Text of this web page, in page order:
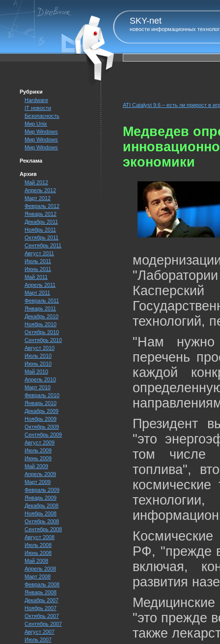
SKY-net
новости информационных
Рубрики
Hardware
IT новости
Безопасность
Мир Unix
Мир Windows
Мир Windows
Мир Windows
Реклама
Архив
Май 2012
Апрель 2012
Март 2012
Февраль 2012
Январь 2012
Декабрь 2011
Ноябрь 2011
Октябрь 2011
Сентябрь 2011
Август 2011
Июль 2011
Июнь 2011
Май 2011
Апрель 2011
Март 2011
Февраль 2011
Январь 2011
Декабрь 2010
Ноябрь 2010
Октябрь 2010
Сентябрь 2010
Август 2010
Июль 2010
Июнь 2010
Май 2010
Апрель 2010
Март 2010
Февраль 2010
Январь 2010
Декабрь 2009
Ноябрь 2009
Октябрь 2009
Сентябрь 2009
Август 2009
Июль 2009
Июнь 2009
Май 2009
Апрель 2009
Март 2009
Февраль 2009
Январь 2009
Декабрь 2008
Ноябрь 2008
Октябрь 2008
Сентябрь 2008
Август 2008
Июль 2008
Июнь 2008
Май 2008
Апрель 2008
Март 2008
Февраль 2008
Январь 2008
Декабрь 2007
Ноябрь 2007
Октябрь 2007
Сентябрь 2007
Август 2007
Июль 2007
ATI Catalyst 9.6 – есть ли прирост в
Медведев
экономики
технологий,
"Нам нужно
перечень
каждой
Президент
"это
том числе
топлива",
космические
РФ, "прежде
включая,
развития
"это прежде
также